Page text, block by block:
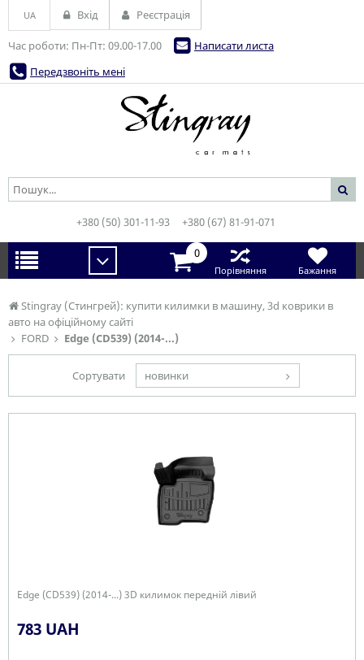
Stingray (Стингрей): купити килимки в машину, 3d коврики в
авто на офіційному сайті
FORD
Edge (CD539) (2014-...)
Сортувати новинки
Edge (CD539) (2014-...) 3D килимок передній лівий
783 UAH
Час роботи: Пн-Пт: 09.00-17.00
Написати листа
Передзвоніть мені
UA Вхід Реєстрація
+380 (50) 301-11-93 +380 (67) 81-91-071
0
Порівняння Бажання